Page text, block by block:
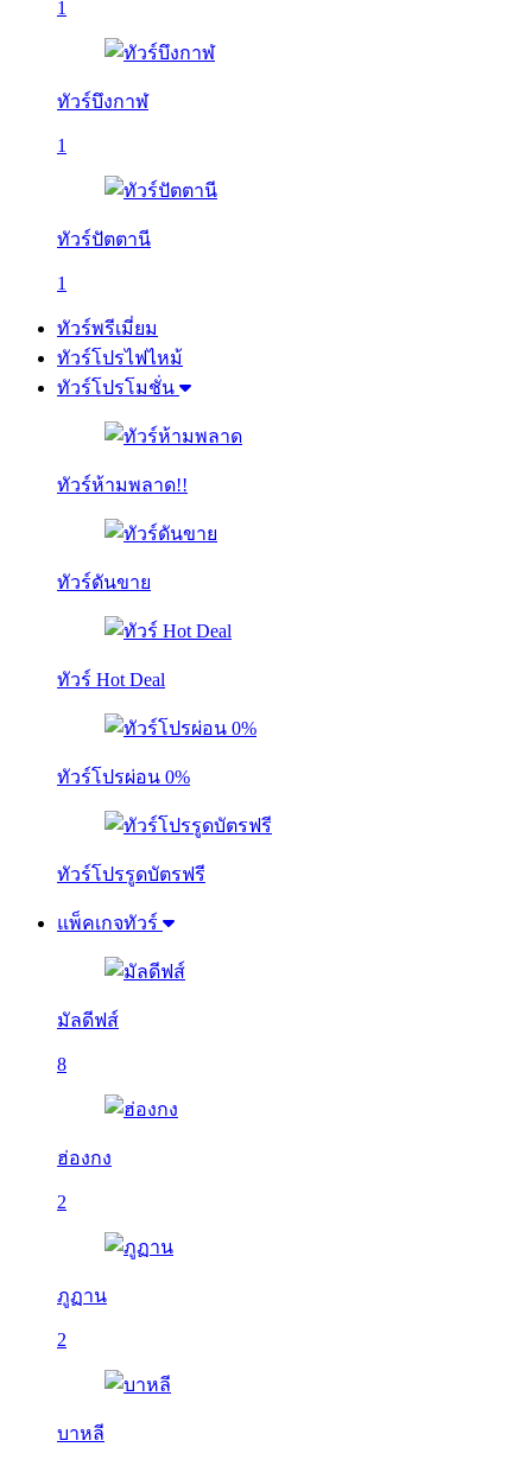
1
ทัวร์บึงกาฬ
1
ทัวร์ปัตตานี
1
ทัวร์พรีเมี่ยม
ทัวร์โปรไฟไหม้
ทัวร์โปรโมชั่น
ทัวร์ห้ามพลาด!!
ทัวร์ดันขาย
ทัวร์ Hot Deal
ทัวร์โปรผ่อน 0%
ทัวร์โปรรูดบัตรฟรี
แพ็คเกจทัวร์
มัลดีฟส์
8
ฮ่องกง
2
ภูฏาน
2
บาหลี